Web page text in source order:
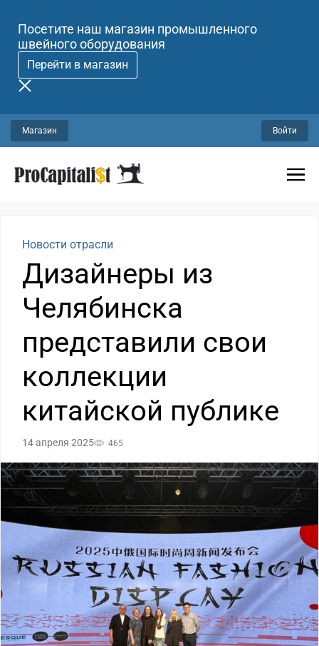
Посетите наш магазин промышленного
швейного оборудования
Перейти в магазин
Магазин Войти
Новости отрасли
Дизайнеры из
Челябинска
представили свои
коллекции
китайской публике
14 апреля 2025 465